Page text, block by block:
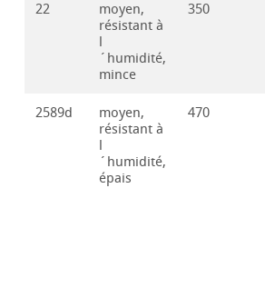
22
moyen,
résistant à
´humidité,
mince
350
2589d
moyen,
résistant à
´humidité,
épais
470